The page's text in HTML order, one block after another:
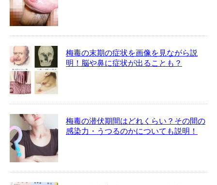
梅毒の末期の症状を画像を見ながら説
明！脳や鼻に症状が出ることも？
梅毒の潜伏期間はどれくらい？その間の
感染力・うつるのかについても説明！